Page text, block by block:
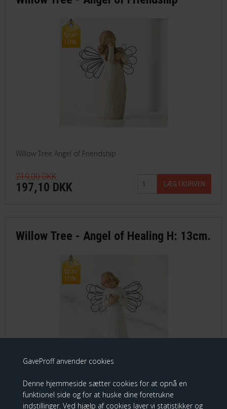
GaveProff anvender cookies
Denne hjemmeside sætter cookies for at opnå en
funktionel side og for at huske dine foretrukne
indstillinger. Ved hjælp af cookies laver vi statistikker og
Spar
10%
Willow Tree Angel of Friendship
219,00 DKK
197,10 DKK
Willow Tree - Angel of Healing H: 13cm.
Spar
10%
Willow Tree Angel of Healing